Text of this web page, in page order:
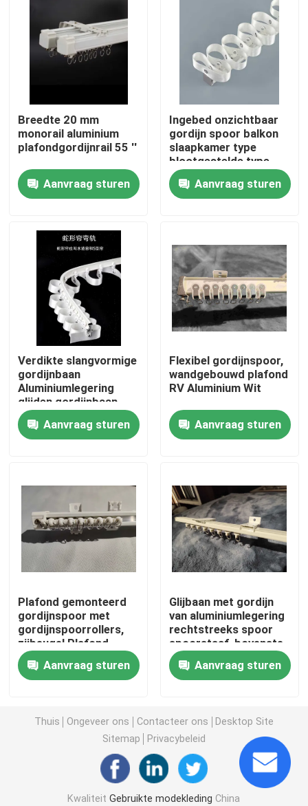
Producten
Video's
Ongeveer ons
Fabrieksreis
Kwaliteitscontrole
Contacteer ons
Verzoek om een Citaat
Primaire kinderkleding
De Schoenen van tweede Handmensen
2de Handzakken
Tweedehands luxe tassen
Casual herfstoutfits
Nieuw ModelShirts van mensen
Breedte 20 mm
monorail aluminium
plafondgordijnrail 55 ''
Aanvraag sturen
Ingebed onzichtbaar
gordijn spoor balkon
slaapkamer type
blootgestelde type
slang gordijn
Aanvraag sturen
Verdikte slangvormige
gordijnbaan
Aluminiumlegering
glijden gordijnbaan
Aanvraag sturen
Flexibel gordijnspoor,
wandgebouwd plafond
RV Aluminium Wit
Aanvraag sturen
Plafond gemonteerd
gordijnspoor met
gordijnspoorrollers,
zijbeugel Plafond
bovenbeugel
Aanvraag sturen
Glijbaan met gordijn
van aluminiumlegering
rechtstreeks spoor
spoorstaaf, bovenste
code, zijcode,
aansluiting
Aanvraag sturen
Thuis Ongeveer ons Contacteer ons
Desktop Site
Sitemap
Privacybeleid
KwaliteitGebruikte modekleding China